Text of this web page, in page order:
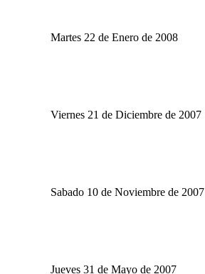
Martes 22 de Enero de 2008
Viernes 21 de Diciembre de 2007
Sabado 10 de Noviembre de 2007
Jueves 31 de Mayo de 2007